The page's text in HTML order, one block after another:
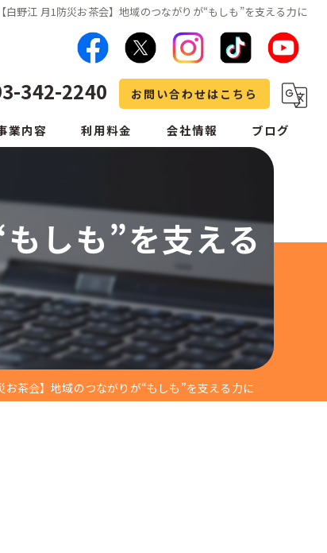
【白野江 月1防災お茶会】地域のつながりが“もしも”を支える力に
342-2240 お問い合わせはこちら
業内容
不用品回収・買取
ウスクリーニング・室内消毒
刈り
駆除
労継続支援B型
利用料金 会社情報
新着情報
ブログ
しも”を支える
お茶会】地域のつながりが“もしも”を支える力に